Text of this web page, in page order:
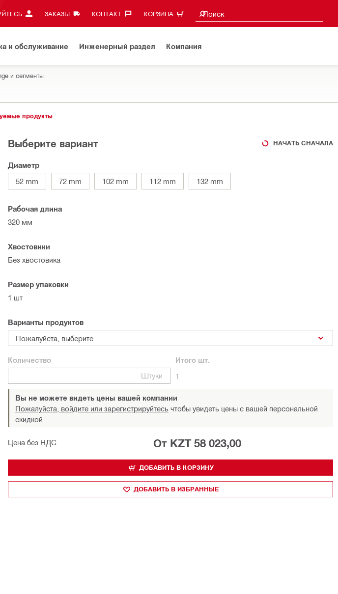
ЗАКАЗЫ КОНТАКТ‎ КОРЗИНА Поиск
Поиск предложений
и обслуживание Инженерный раздел Компания
и сегменты
продукты
Выберите вариант НАЧАТЬ СНАЧАЛА
Диаметр
52 mm
72 mm 102 mm 112 mm 132 mm
Рабочая длина
320 мм
Хвостовики
Без хвостовика
Размер упаковки
1 шт
Варианты продуктов
Пожалуйста, выберите
Количество
Штуки
Итого шт.
1
Вы не можете видеть цены вашей компании
Пожалуйста, войдите или зарегистрируйтесь чтобы увидеть цены с вашей персональной
скидкой
Цена без НДС От KZT 58 023,00
ДОБАВИТЬ В КОРЗИНУ
ДОБАВИТЬ В ИЗБРАННЫЕ